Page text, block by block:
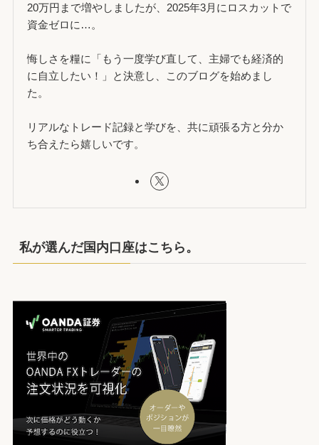
20万円まで増やしましたが、2025年3月にロスカットで
資金ゼロに…。
悔しさを糧に「もう一度学び直して、主婦でも経済的
に自立したい！」と決意し、このブログを始めまし
た。
リアルなトレード記録と学びを、共に頑張る方と分か
ち合えたら嬉しいです。
私が選んだ国内口座はこちら。